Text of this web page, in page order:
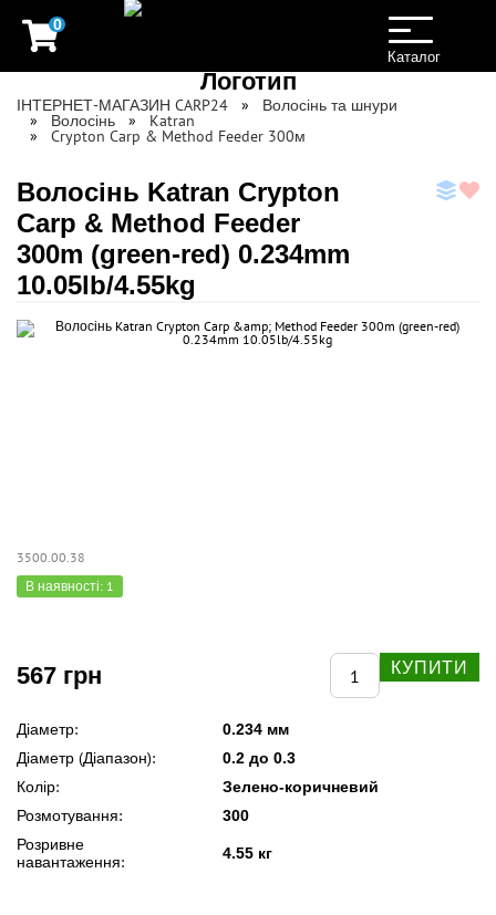
0
Toggle
navigation
Каталог
ІНТЕРНЕТ-МАГАЗИН CARP24 Волосінь та шнури
Волосінь Katran
Crypton Carp & Method Feeder 300м
Волосінь Katran Crypton
Carp & Method Feeder
300m (green-red) 0.234mm
10.05lb/4.55kg
3500.00.38
В наявності: 1
567 грн КУПИТИ
Діаметр: 0.234 мм
Діаметр (Діапазон): 0.2 до 0.3
Колір: Зелено-коричневий
Розмотування: 300
Розривне
навантаження:
4.55 кг